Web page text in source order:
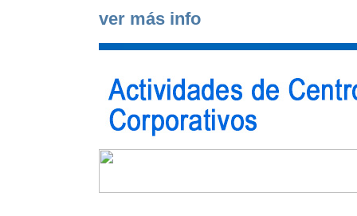
ver más info